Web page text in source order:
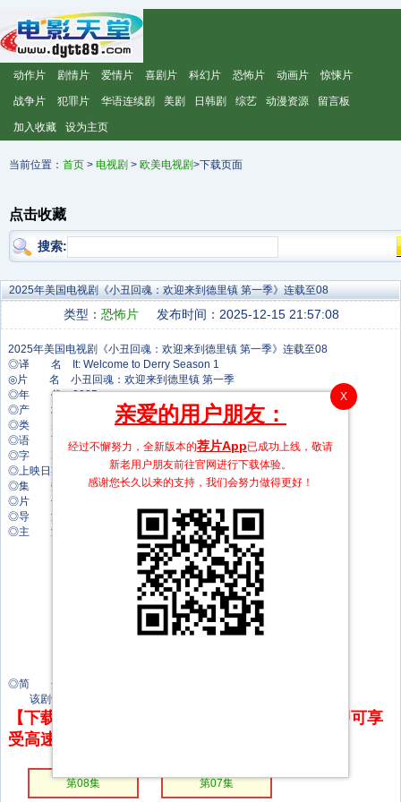
动作片 剧情片 爱情片 喜剧片 科幻片 恐怖片 动画片 惊悚片
战争片 犯罪片 华语连续剧 美剧 日韩剧 综艺 动漫资源 留言板
加入收藏 设为主页
当前位置： 首页 > 电视剧 > 欧美电视剧>下载页面
点击收藏
搜索:
2025年美国电视剧《小丑回魂：欢迎来到德里镇 第一季》连载至08
类型： 恐怖片 发布时间：2025-12-15 21:57:08
◎译 名 It: Welcome to Derry Season 1
◎片 名 小丑回魂：欢迎来到德里镇 第一季
◎年 代 2025
◎产 地 美国
◎类 别 恐怖
◎语 言 英语
◎字 幕 中文字幕
◎上映日期 2025-10-26(美国)
◎集 数 8集
◎片 长 60分钟
◎导 演 安德斯·穆斯切蒂
◎主 演 比尔·斯卡斯加德
詹姆斯·瑞马尔
金伯利·格雷罗
彼得·奥特布里奇
◎简 介
该剧设定在《小丑回魂》的27年前，讲述小丑潘尼怀斯的起源故事。
【下载地址】本站专属下载器：点击下方链接 即可享
受高速下载和在线播放 专治迅雷无法下载
第08集 第07集
X
亲爱的用户朋友：
经过不懈努力，全新版本的荐片App已成功上线，敬请
新老用户朋友前往官网进行下载体验。
感谢您长久以来的支持，我们会努力做得更好！